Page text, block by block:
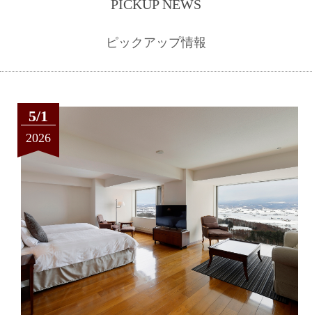
PICKUP NEWS
ピックアップ情報
5/1
2026